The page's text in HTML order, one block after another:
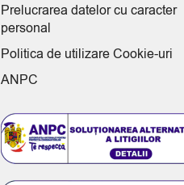
Prelucrarea datelor cu caracter
personal
Politica de utilizare Cookie-uri
ANPC